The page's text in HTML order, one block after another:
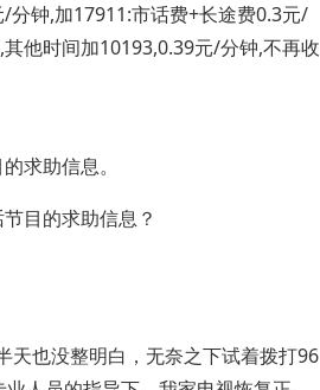
分钟,加17911:市话费+长途费0.3元/
他时间加10193,0.39元/分钟,不再收
求助信息。
目的求助信息？
天也没整明白，无奈之下试着拨打96